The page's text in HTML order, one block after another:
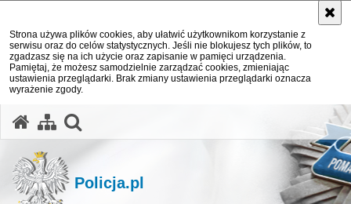
Strona używa plików cookies, aby ułatwić użytkownikom korzystanie z
serwisu oraz do celów statystycznych. Jeśli nie blokujesz tych plików, to
zgadzasz się na ich użycie oraz zapisanie w pamięci urządzenia.
Pamiętaj, że możesz samodzielnie zarządzać cookies, zmieniając
ustawienia przeglądarki. Brak zmiany ustawienia przeglądarki oznacza
wyrażenie zgody.
Policja.pl